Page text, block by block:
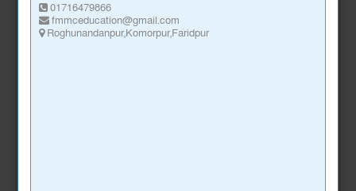
01716479866
fmmceducation@gmail.com
Roghunandanpur,Komorpur,Faridpur